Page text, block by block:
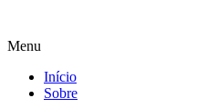
Menu
Início
Sobre